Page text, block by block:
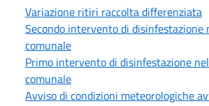
Variazione ritiri raccolta differenziata
Secondo intervento di
comunale
Primo intervento di disinfestazione
comunale
Avviso di condizioni meteorologiche